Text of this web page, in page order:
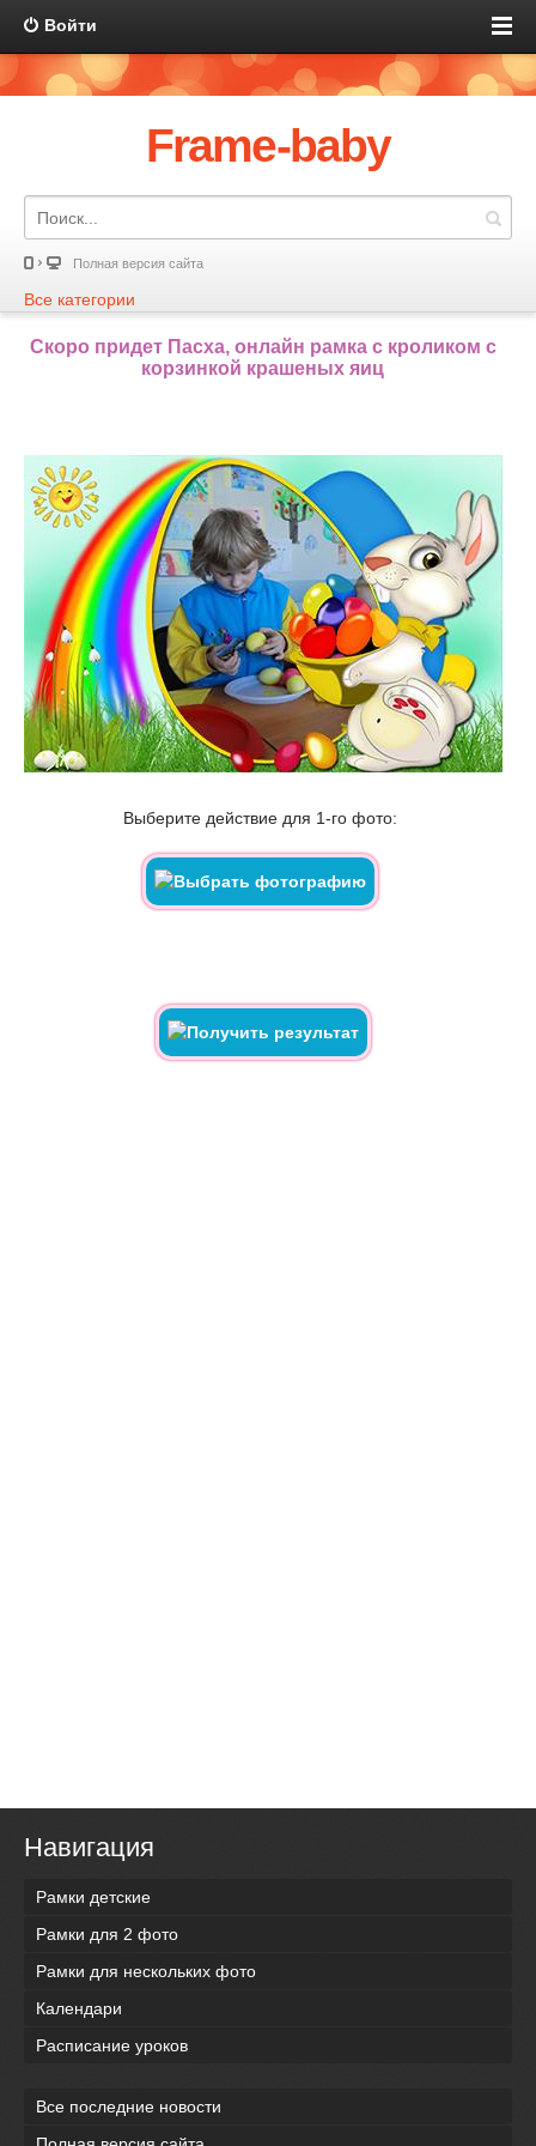
Войти
Frame-baby
Полная версия сайта
Все категории
Скоро придет Пасха, онлайн рамка с кроликом с
корзинкой крашеных яиц
Выберите действие для 1-го фото:
Навигация
Рамки детские
Рамки для 2 фото
Рамки для нескольких фото
Календари
Расписание уроков
Все последние новости